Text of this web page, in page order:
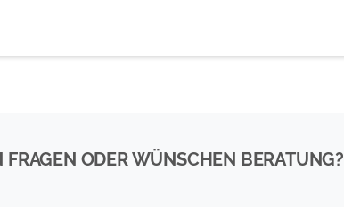
FRAGEN ODER WÜNSCHEN BERATUNG?